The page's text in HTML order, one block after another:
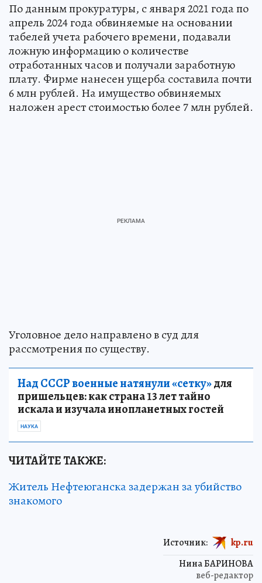
По данным прокуратуры, с января 2021 года по
апрель 2024 года обвиняемые на основании
табелей учета рабочего времени, подавали
ложную информацию о количестве
отработанных часов и получали заработную
плату. Фирме нанесен ущерба составила почти
6 млн рублей. На имущество обвиняемых
наложен арест стоимостью более 7 млн рублей.
Уголовное дело направлено в суд для
рассмотрения по существу.
Над СССР военные натянули «сетку»для
пришельцев: как страна 13 лет тайно
искала и изучала инопланетных гостей
НАУКА
ЧИТАЙТЕ ТАКЖЕ:
Житель Нефтеюганска задержан за убийство
знакомого
Нина БАРИНОВА
веб-редактор
Источник: kp.ru